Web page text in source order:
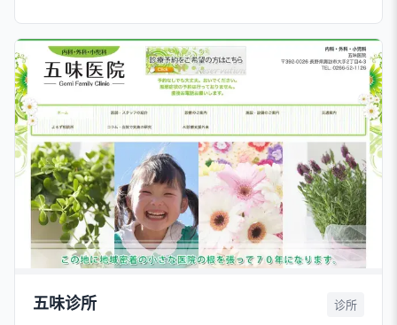
五味诊所 诊所